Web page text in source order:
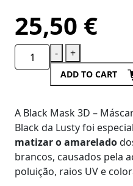
25,50 €
- +
ADD TO CART
A Black Mask 3D –
Black da Lusty foi
matizar o amarelado
brancos, causados pela
poluição, raios UV e